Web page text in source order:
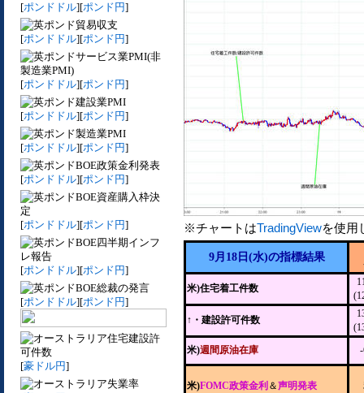
[ポンドドル][ポンド円]
貿易収支
[ポンドドル][ポンド円]
サービス業PMI(非
製造業PMI)
[ポンドドル][ポンド円]
建設業PMI
[ポンドドル][ポンド円]
製造業PMI
[ポンドドル][ポンド円]
BOE政策金利発表
[ポンドドル][ポンド円]
BOE資産購入枠決
定
[ポンドドル][ポンド円]
BOE四半期インフ
レ報告
[ポンドドル][ポンド円]
BOE総裁の発言
[ポンドドル][ポンド円]
住宅建設許
可件数
[豪ドル円]
失業率
※チャートはTradingViewを使用
9月18日(水)の指標結果
米)住宅着工件数
↑・建設許可件数
米)週間原油在庫
米)FOMC政策金利 ＆声明発表